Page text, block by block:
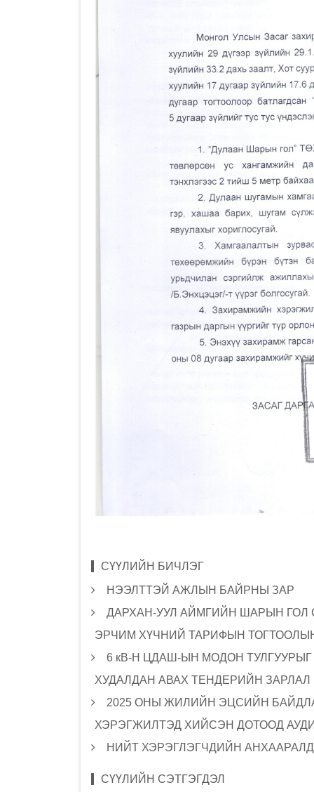
СҮҮЛИЙН БИЧЛЭГ
НЭЭЛТТЭЙ АЖЛЫН БАЙРНЫ ЗАР
ДАРХАН-УУЛ АЙМГИЙН ШАРЫН ГОЛ
ЭРЧИМ ХҮЧНИЙ ТАРИФЫН
6 кВ-Н ЦДАШ-ЫН МОДОН
ХУДАЛДАН АВАХ ТЕНДЕРИЙН ЗАРЛАЛ
2025 ОНЫ ЖИЛИЙН ЭЦСИЙН
ХЭРЭГЖИЛТЭД ХИЙСЭН ДОТООД
НИЙТ ХЭРЭГЛЭГЧДИЙН АНХААРАЛД
СҮҮЛИЙН СЭТГЭГДЭЛ